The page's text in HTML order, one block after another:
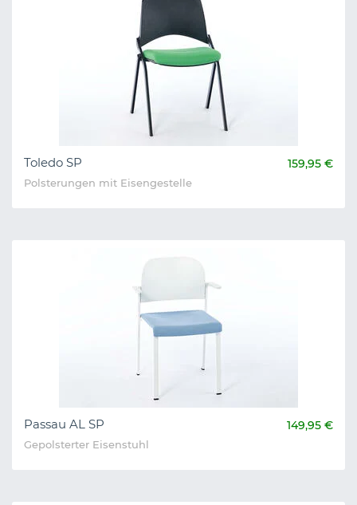
Toledo SP 159,95 €
Polsterungen mit Eisengestelle
Passau AL SP 149,95 €
Gepolsterter Eisenstuhl